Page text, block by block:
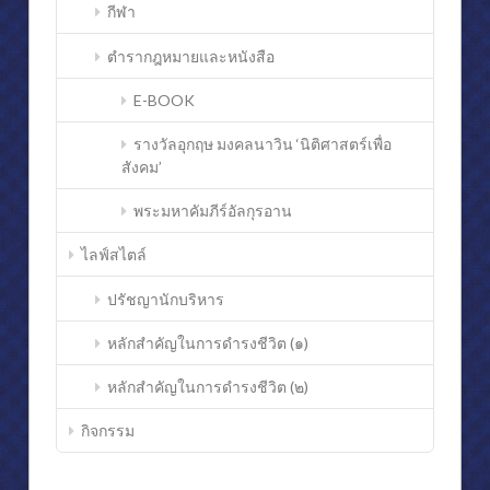
กีฬา
ตำรากฎหมายและหนังสือ
E-BOOK
รางวัลอุกฤษ มงคลนาวิน ‘นิติศาสตร์เพื่อ
สังคม’
พระมหาคัมภีร์อัลกุรอาน
ไลฟ์สไตล์
ปรัชญานักบริหาร
หลักสำคัญในการดำรงชีวิต (๑)
หลักสำคัญในการดำรงชีวิต (๒)
กิจกรรม